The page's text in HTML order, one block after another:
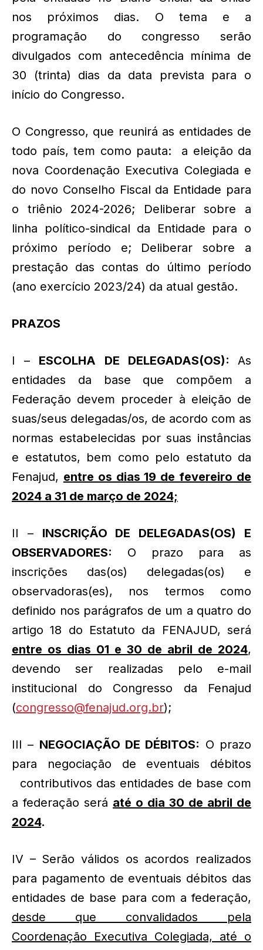
nos próximos dias. O tema e a
programação do congresso serão
divulgados com antecedência mínima de
30 (trinta) dias da data prevista para o
início do Congresso.
O Congresso, que reunirá as entidades de
todo país, tem como pauta: a eleição da
nova Coordenação Executiva Colegiada e
do novo Conselho Fiscal da Entidade para
o triênio 2024-2026; Deliberar sobre a
linha político-sindical da Entidade para o
próximo período e; Deliberar sobre a
prestação das contas do último período
(ano exercício 2023/24) da atual gestão.
PRAZOS
I – ESCOLHA DE DELEGADAS(OS):As
entidades da base que compõem a
Federação devem proceder à eleição de
suas/seus delegadas/os, de acordo com as
normas estabelecidas por suas instâncias
e estatutos, bem como pelo estatuto da
Fenajud, entre os dias 19 de fevereiro de
2024 a 31 de março de 2024;
II – INSCRIÇÃO DE DELEGADAS(OS) E
OBSERVADORES: O prazo para as
inscrições das(os) delegadas(os) e
observadoras(es), nos termos como
definido nos parágrafos de um a quatro do
artigo 18 do Estatuto da FENAJUD, será
entre os dias 01 e 30 de abril de 2024,
devendo ser realizadas pelo e-mail
institucional do Congresso da Fenajud
(congresso@fenajud.org.br);
III – NEGOCIAÇÃO DE DÉBITOS: O prazo
para negociação de eventuais débitos
contributivos das entidades de base com
a federação será até o dia 30 de abril de
2024.
IV – Serão válidos os acordos realizados
para pagamento de eventuais débitos das
entidades de base para com a federação,
desde que convalidados pela
Coordenação Executiva Colegiada, até o